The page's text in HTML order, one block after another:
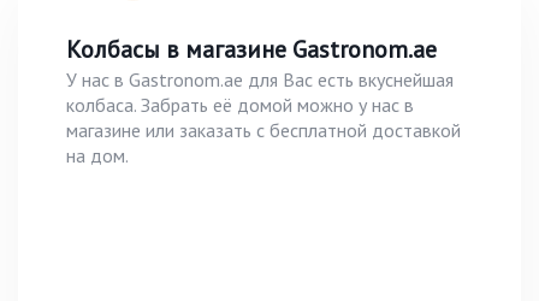
Колбасы в магазине Gastronom.ae
У нас в Gastronom.ae для Вас есть вкуснейшая
колбаса. Забрать её домой можно у нас в
магазине или заказать с бесплатной доставкой
на дом.